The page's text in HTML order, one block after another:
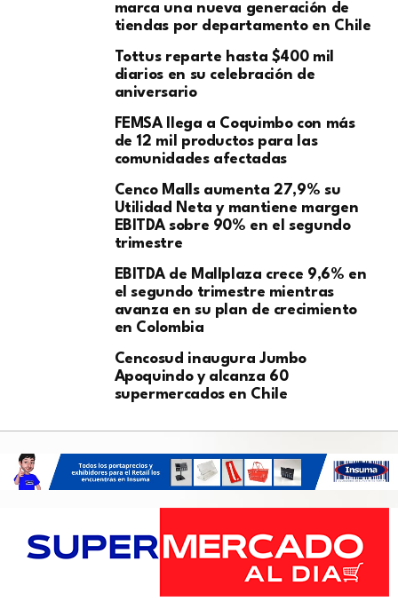
marca una nueva generación de
tiendas por departamento en Chile
Tottus reparte hasta $400 mil
diarios en su celebración de
aniversario
FEMSA llega a Coquimbo con más
de 12 mil productos para las
comunidades afectadas
Cenco Malls aumenta 27,9% su
Utilidad Neta y mantiene margen
EBITDA sobre 90% en el segundo
trimestre
EBITDA de Mallplaza crece 9,6% en
el segundo trimestre mientras
avanza en su plan de crecimiento
en Colombia
Cencosud inaugura Jumbo
Apoquindo y alcanza 60
supermercados en Chile